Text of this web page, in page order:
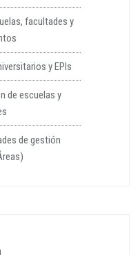
facultades y
y EPIs
de escuelas y
de gestión